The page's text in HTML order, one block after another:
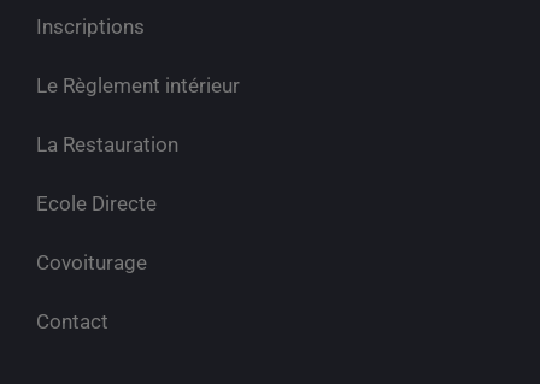
Inscriptions
Le Règlement intérieur
La Restauration
Ecole Directe
Covoiturage
Contact